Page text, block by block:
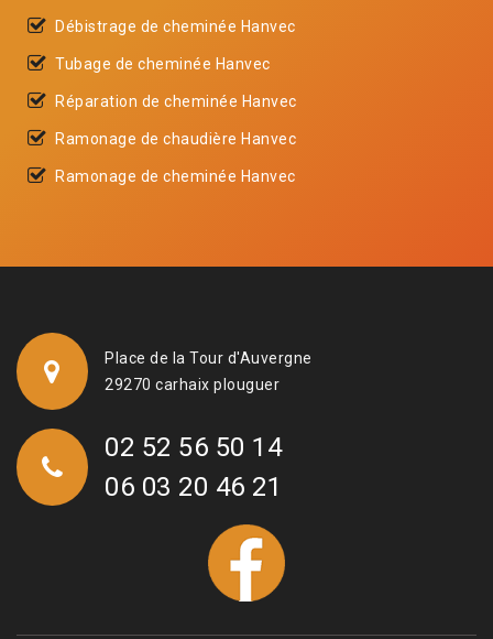
Débistrage de cheminée Hanvec
Tubage de cheminée Hanvec
Réparation de cheminée Hanvec
Ramonage de chaudière Hanvec
Ramonage de cheminée Hanvec
Place de la Tour d'Auvergne
29270 carhaix plouguer
02 52 56 50 14
06 03 20 46 21